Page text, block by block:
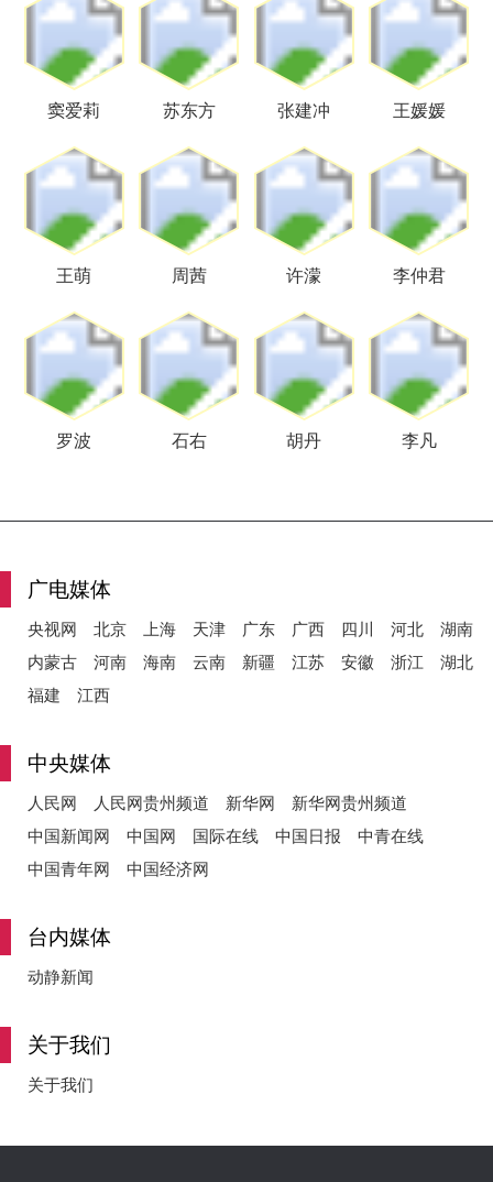
窦爱莉 苏东方 张建冲 王媛媛
王萌 周茜 许濛 李仲君
罗波 石右 胡丹 李凡
广电媒体
央视网 北京 上海 天津 广东 广西 四川 河北
湖南
内蒙古
河南 海南 云南 新疆 江苏 安徽 浙江
湖北
福建
江西
中央媒体
人民网 人民网贵州频道 新华网
新华网贵州频道
中国新闻网
中国网 国际在线 中国日报
中青在线
中国青年网
中国经济网
台内媒体
动静新闻
关于我们
关于我们